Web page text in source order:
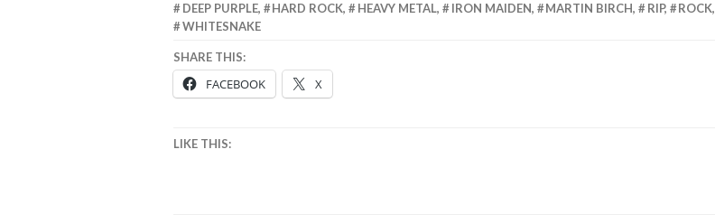
DEEP PURPLE, HARD ROCK, HEAVY METAL, IRON MAIDEN, MARTIN BIRCH, RIP, ROCK,
WHITESNAKE
SHARE THIS:
FACEBOOK X
LIKE THIS: